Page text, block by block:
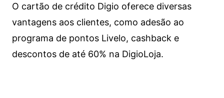
O cartão de crédito Digio oferece diversas
vantagens aos clientes, como adesão ao
programa de pontos Livelo, cashback e
descontos de até 60% na DigioLoja.